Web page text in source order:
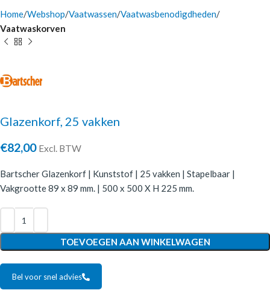
Home Webshop Vaatwassen Vaatwasbenodigdheden
Vaatwaskorven
Glazenkorf, 25 vakken
€82,00 Excl. BTW
Bartscher Glazenkorf | Kunststof | 25 vakken | Stapelbaar |
Vakgrootte 89 x 89 mm. | 500 x 500 X H 225 mm.
TOEVOEGEN AAN WINKELWAGEN
Bel voor snel advies